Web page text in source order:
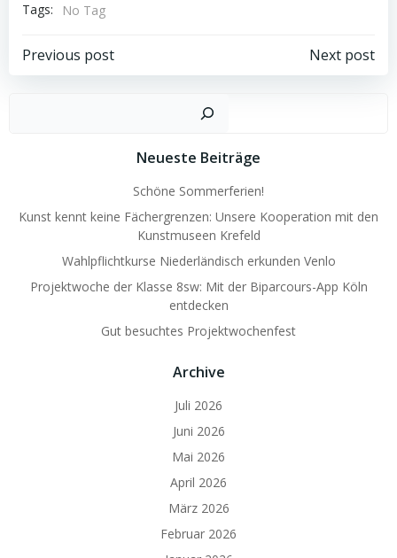
Tags:
No Tag
Beitragsnavigation
Previous post Next post
Neueste Beiträge
Schöne Sommerferien!
Kunst kennt keine Fächergrenzen: Unsere Kooperation mit den
Kunstmuseen Krefeld
Wahlpflichtkurse Niederländisch erkunden Venlo
Projektwoche der Klasse 8sw: Mit der Biparcours-App Köln
entdecken
Gut besuchtes Projektwochenfest
Archive
Juli 2026
Juni 2026
Mai 2026
April 2026
März 2026
Februar 2026